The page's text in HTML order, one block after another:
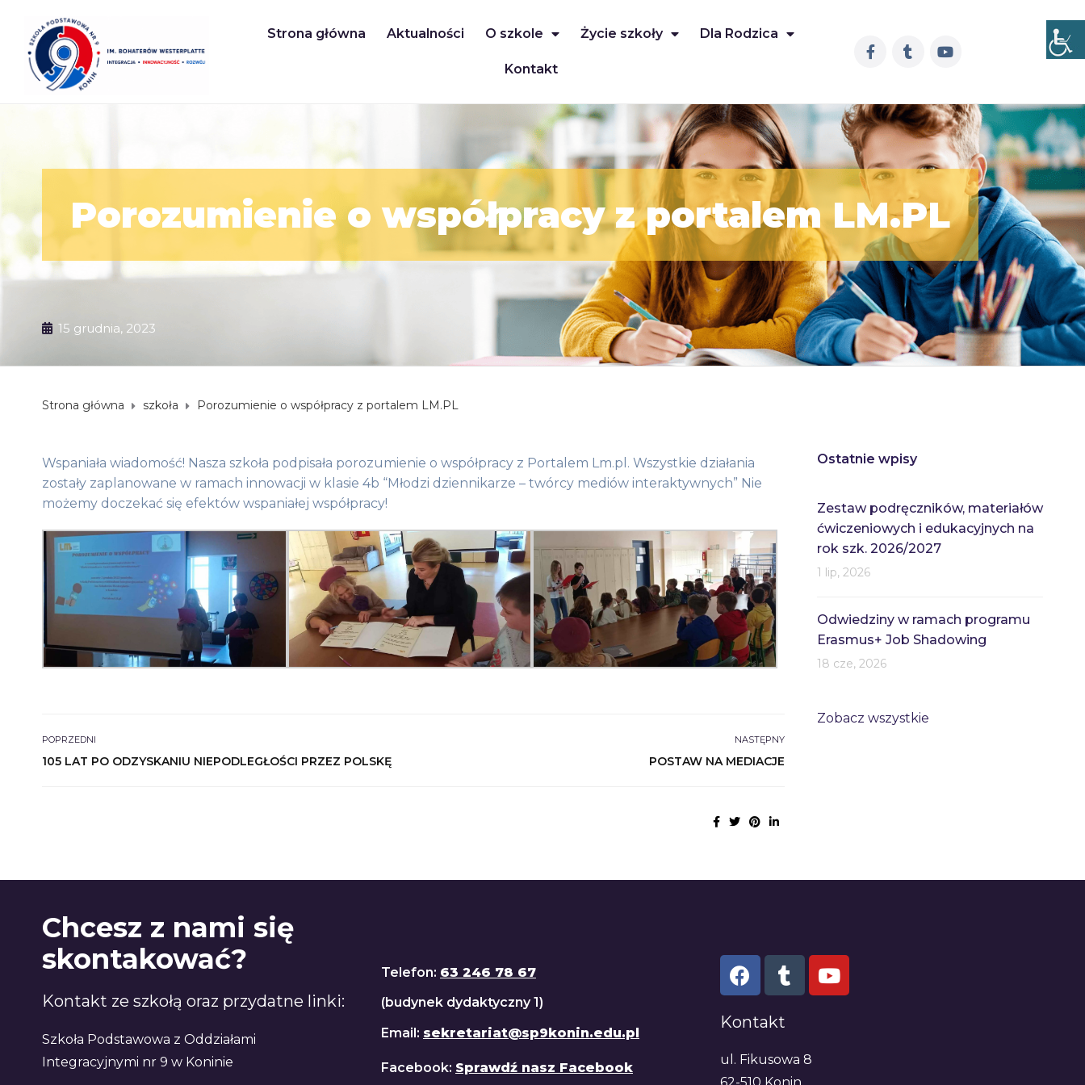
Strona główna Aktualności O szkole Życie szkoły Dla Rodzica
Kontakt
Porozumienie o współpracy z portalem LM.PL
15 grudnia, 2023
Strona główna szkoła Porozumienie o współpracy z portalem LM.PL
Wspaniała wiadomość! Nasza szkoła podpisała porozumienie o współpracy z Portalem Lm.pl. Wszystkie działania
zostały zaplanowane w ramach innowacji w klasie 4b “Młodzi dziennikarze – twórcy mediów interaktywnych” Nie
możemy doczekać się efektów wspaniałej współpracy!
POPRZEDNI
105 LAT PO ODZYSKANIU NIEPODLEGŁOŚCI PRZEZ POLSKĘ
NASTĘPNY
POSTAW NA MEDIACJE
Ostatnie wpisy
Zestaw podręczników, materiałów
ćwiczeniowych i edukacyjnych na
rok szk. 2026/2027
1 lip, 2026
Odwiedziny w ramach programu
Erasmus+ Job Shadowing
18 cze, 2026
Zobacz wszystkie
Chcesz z nami się
skontakować?
Kontakt ze szkołą oraz przydatne linki:
Szkoła Podstawowa z Oddziałami
Integracyjnymi nr 9 w Koninie
Telefon: 63 246 78 67
(budynek dydaktyczny 1)
Email: sekretariat@sp9konin.edu.pl
Facebook: Sprawdź nasz Facebook
Kontakt
ul. Fikusowa 8